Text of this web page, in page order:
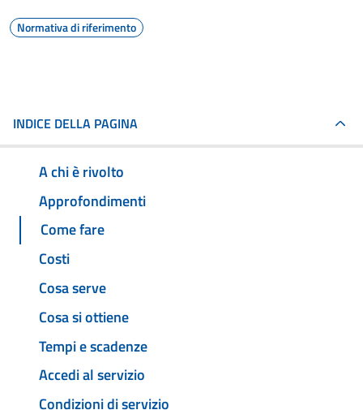
Normativa di riferimento
INDICE DELLA PAGINA
A chi è rivolto
Approfondimenti
Come fare
Costi
Cosa serve
Cosa si ottiene
Tempi e scadenze
Accedi al servizio
Condizioni di servizio